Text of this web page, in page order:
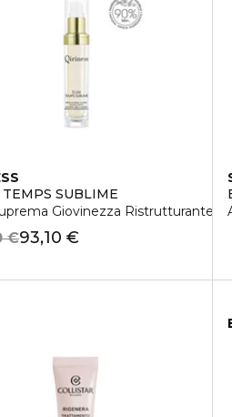
TEMPS SUBLIME
Giovinezza Ristrutturante
93,10 €
€